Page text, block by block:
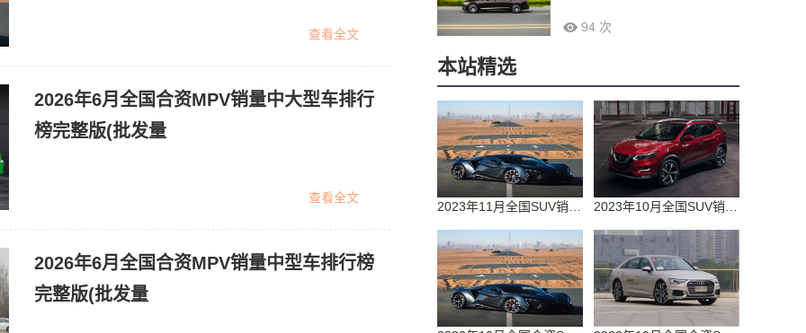
查看全文
2026年6月全国合资MPV销量中大型车排行
榜完整版(批发量
查看全文
2026年6月全国合资MPV销量中型车排行榜
完整版(批发量
94 次
本站精选